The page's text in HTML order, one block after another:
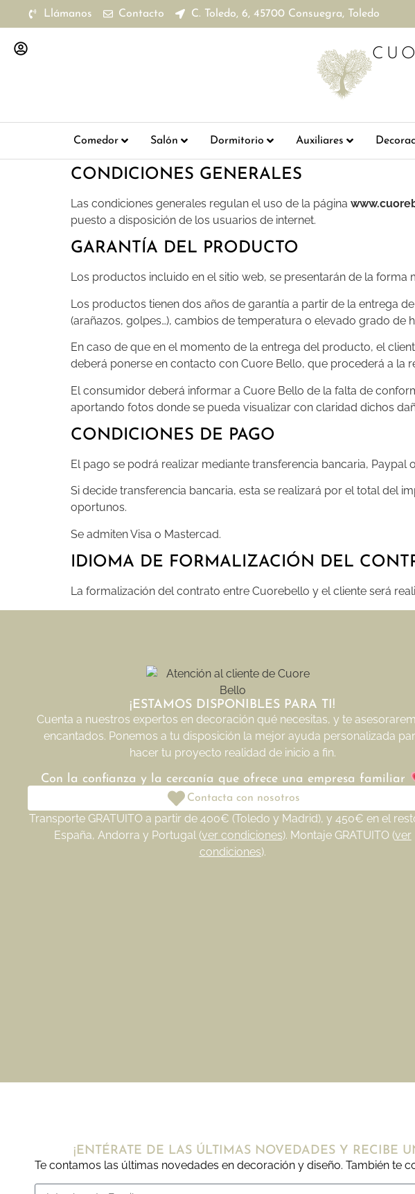
Llámanos Contacto C. Toledo, 6, 45700 Consuegra, Toledo
Comedor Salón Dormitorio Auxiliares
CONDICIONES GENERALES
Las condiciones generales regulan el uso de la página
puesto a disposición de los usuarios de internet.
GARANTÍA DEL PRODUCTO
Los productos incluido en el sitio web, se presentarán de la forma
Los productos tienen dos años de garantía a partir de la entrega
(arañazos, golpes…), cambios de temperatura o elevado grado de
En caso de que en el momento de la entrega del producto, el
deberá ponerse en contacto con Cuore Bello, que procederá a
El consumidor deberá informar a Cuore Bello de la falta de
aportando fotos donde se pueda visualizar con claridad dichos
CONDICIONES DE PAGO
El pago se podrá realizar mediante transferencia bancaria, Paypal
Si decide transferencia bancaria, esta se realizará por el total del
oportunos.
Se admiten Visa o Mastercad.
IDIOMA DE FORMALIZACIÓN DEL
La formalización del contrato entre Cuorebello y el cliente será
¡ESTAMOS DISPONIBLES PARA TI!
Cuenta a nuestros expertos en decoración qué necesitas, y te
encantados. Ponemos a tu disposición la mejor ayuda personalizada
hacer tu proyecto realidad de inicio a fin.
Con la confianza y la cercanía que ofrece una empresa familiar
Contacta con nosotros
Transporte GRATUITO a partir de 400€ (Toledo y Madrid), y 450€ en el
España, Andorra y Portugal (ver condiciones). Montaje GRATUITO (ver
condiciones).
¡ENTÉRATE DE LAS ÚLTIMAS NOVEDADES Y RECIBE
Te contamos las últimas novedades en decoración y diseño. También te